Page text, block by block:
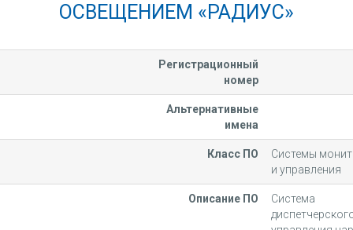
ОСВЕЩЕНИЕМ «РАДИУС»
Регистрационный
номер
Альтернативные
имена
Класс ПО
Системы
и управления
Описание ПО
Система